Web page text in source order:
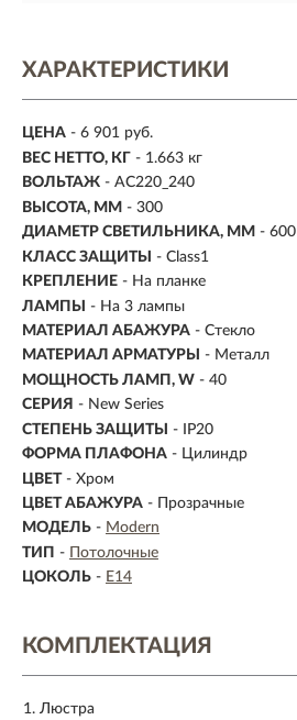
ХАРАКТЕРИСТИКИ
ЦЕНА - 6 901 руб.
ВЕС НЕТТО, КГ - 1.663 кг
ВОЛЬТАЖ - AC220_240
ВЫСОТА, ММ - 300
ДИАМЕТР СВЕТИЛЬНИКА, ММ - 600
КЛАСС ЗАЩИТЫ
- Class1
КРЕПЛЕНИЕ - На планке
ЛАМПЫ
- На 3 лампы
МАТЕРИАЛ АБАЖУРА - Стекло
МАТЕРИАЛ АРМАТУРЫ
- Металл
МОЩНОСТЬ ЛАМП, W - 40
СЕРИЯ - New Series
СТЕПЕНЬ ЗАЩИТЫ
- IP20
ФОРМА ПЛАФОНА - Цилиндр
ЦВЕТ - Хром
ЦВЕТ АБАЖУРА - Прозрачные
МОДЕЛЬ - Modern
ТИП - Потолочные
ЦОКОЛЬ - E14
КОМПЛЕКТАЦИЯ
Люстра